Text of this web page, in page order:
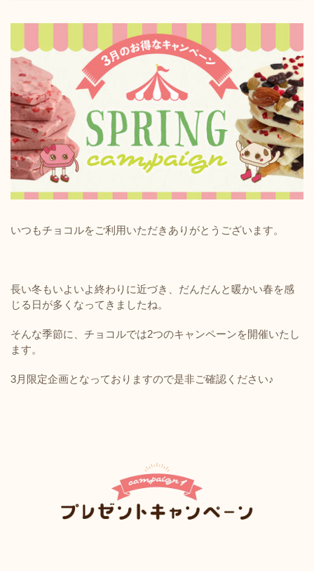
いつもチョコルをご利用いただきありがとうございます。
長い冬もいよいよ終わりに近づき、だんだんと暖かい春を感
じる日が多くなってきましたね。
そんな季節に、チョコルでは2つのキャンペーンを開催いたし
ます。
3月限定企画となっておりますので是非ご確認ください♪